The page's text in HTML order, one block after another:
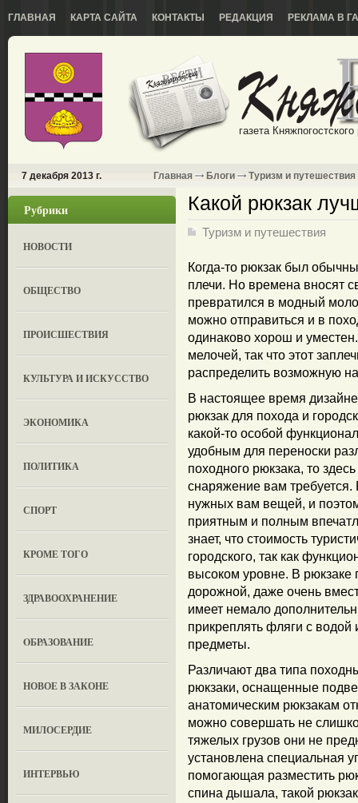
ГЛАВНАЯ КАРТА САЙТА КОНТАКТЫ РЕДАКЦИЯ РЕКЛАМА В
газета
7 декабря 2013 г. Главная Блоги Туризм и путешествия
Рубрики
НОВОСТИ
ОБЩЕСТВО
ПРОИСШЕСТВИЯ
КУЛЬТУРА И ИСКУССТВО
ЭКОНОМИКА
ПОЛИТИКА
СПОРТ
КРОМЕ ТОГО
ЗДРАВООХРАНЕНИЕ
OБРАЗОВАНИЕ
НОВОЕ В ЗАКОНЕ
МИЛОСЕРДИЕ
ИНТЕРВЬЮ
Какой рюкзак
Туризм и путешествия
Когда-то рюкзак был
плечи. Но времена вносят
превратился в модный
можно отправиться и в
одинаково хорош и
мелочей, так что этот
распределить возможную
В настоящее время
рюкзак для похода и
какой-то особой
удобным для переноски
походного рюкзака, то
снаряжение вам требуется.
нужных вам вещей, и
приятным и полным
знает, что стоимость
городского, так как
высоком уровне. В
дорожной, даже очень
имеет немало
прикреплять фляги с
предметы.
Различают два типа
рюкзаки, оснащенные
анатомическим рюкзакам
можно совершать не
тяжелых грузов они не
установлена специальная
помогающая разместить
спина дышала, такой